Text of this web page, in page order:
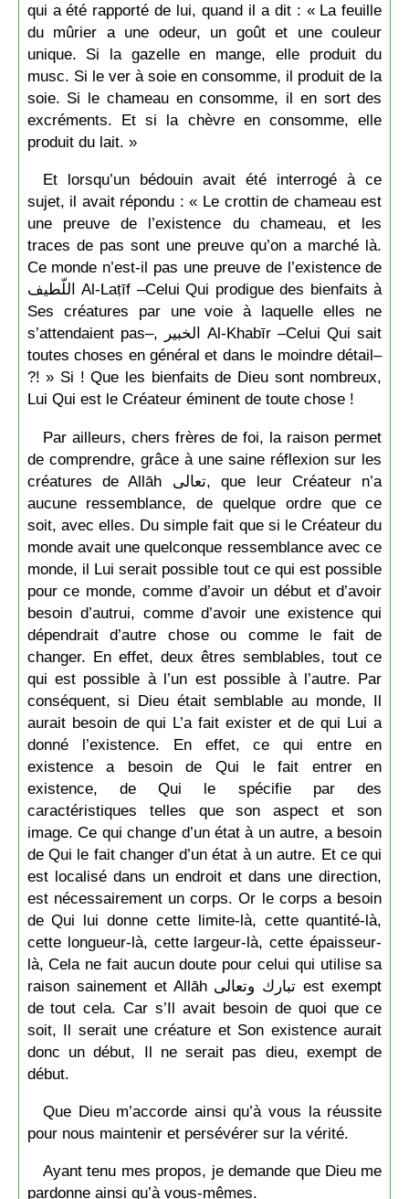
qui a été rapporté de lui, quand il a dit : « La feuille
du mûrier a une odeur, un goût et une couleur
unique. Si la gazelle en mange, elle produit du
musc. Si le ver à soie en consomme, il produit de la
soie. Si le chameau en consomme, il en sort des
excréments. Et si la chèvre en consomme, elle
produit du lait. »
Et lorsqu’un bédouin avait été interrogé à ce
sujet, il avait répondu : « Le crottin de chameau est
une preuve de l’existence du chameau, et les
traces de pas sont une preuve qu’on a marché là.
Ce monde n’est-il pas une preuve de l’existence de
اللّطيف Al-Laṭīf –Celui Qui prodigue des bienfaits à
Ses créatures par une voie à laquelle elles ne
s’attendaient pas–, الخبير Al-Khabīr –Celui Qui sait
toutes choses en général et dans le moindre détail–
?! » Si ! Que les bienfaits de Dieu sont nombreux,
Lui Qui est le Créateur éminent de toute chose !
Par ailleurs, chers frères de foi, la raison permet
de comprendre, grâce à une saine réflexion sur les
créatures de Allāh تعالى, que leur Créateur n’a
aucune ressemblance, de quelque ordre que ce
soit, avec elles. Du simple fait que si le Créateur du
monde avait une quelconque ressemblance avec ce
monde, il Lui serait possible tout ce qui est possible
pour ce monde, comme d’avoir un début et d’avoir
besoin d’autrui, comme d’avoir une existence qui
dépendrait d’autre chose ou comme le fait de
changer. En effet, deux êtres semblables, tout ce
qui est possible à l’un est possible à l’autre. Par
conséquent, si Dieu était semblable au monde, Il
aurait besoin de qui L’a fait exister et de qui Lui a
donné l’existence. En effet, ce qui entre en
existence a besoin de Qui le fait entrer en
existence, de Qui le spécifie par des
caractéristiques telles que son aspect et son
image. Ce qui change d’un état à un autre, a besoin
de Qui le fait changer d’un état à un autre. Et ce qui
est localisé dans un endroit et dans une direction,
est nécessairement un corps. Or le corps a besoin
de Qui lui donne cette limite-là, cette quantité-là,
cette longueur-là, cette largeur-là, cette épaisseur-
là, Cela ne fait aucun doute pour celui qui utilise sa
raison sainement et Allāh تبارك وتعالى est exempt
de tout cela. Car s’Il avait besoin de quoi que ce
soit, Il serait une créature et Son existence aurait
donc un début, Il ne serait pas dieu, exempt de
début.
Que Dieu m’accorde ainsi qu’à vous la réussite
pour nous maintenir et persévérer sur la vérité.
Ayant tenu mes propos, je demande que Dieu me
pardonne ainsi qu’à vous-mêmes.